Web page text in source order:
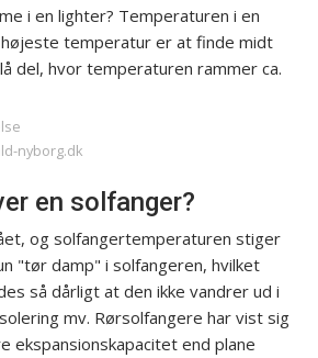
i en lighter? Temperaturen i en
temperatur er at finde midt
del, hvor temperaturen rammer ca.
nyborg.dk
en solfanger?
og solfangertemperaturen stiger
"tør damp" i solfangeren, hvilket
så dårligt at den ikke vandrer ud i
mv. Rørsolfangere har vist sig
end plane